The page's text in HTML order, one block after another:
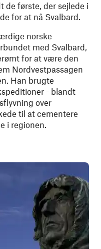
de første, der sejlede i
for at nå Svalbard.
norske
med Svalbard,
for at være den
Nordvestpassagen
Han brugte
- blandt
over
til at cementere
i regionen.